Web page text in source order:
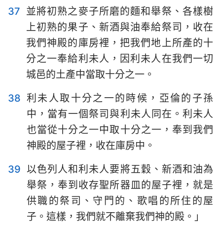
37 並將初熟之麥子所磨的麵和舉祭、各樣樹
上初熟的果子、新酒與油奉給祭司，收在
我們神殿的庫房裡，把我們地上所產的十
分之一奉給利未人，因利未人在我們一切
城邑的土產中當取十分之一。
38 利未人取十分之一的時候，亞倫的子孫
中，當有一個祭司與利未人同在。利未人
也當從十分之一中取十分之一，奉到我們
神殿的屋子裡，收在庫房中。
39 以色列人和利未人要將五穀、新酒和油為
舉祭，奉到收存聖所器皿的屋子裡，就是
供職的祭司、守門的、歌唱的所住的屋
子。這樣，我們就不離棄我們神的殿。」